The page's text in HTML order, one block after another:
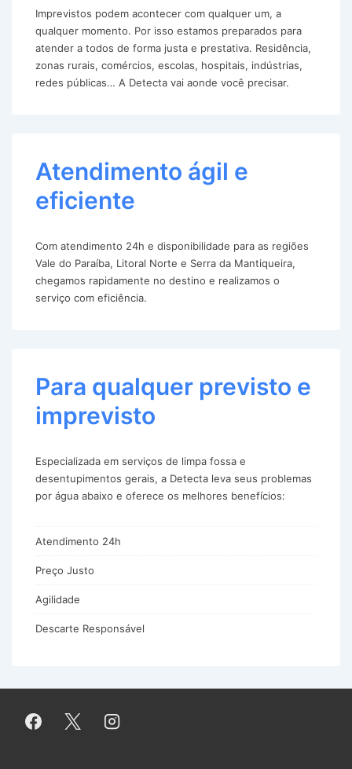
Imprevistos podem acontecer com qualquer um, a
qualquer momento. Por isso estamos preparados para
atender a todos de forma justa e prestativa. Residência,
zonas rurais, comércios, escolas, hospitais, indústrias,
redes públicas… A Detecta vai aonde você precisar.
Atendimento ágil e
eficiente
Com atendimento 24h e disponibilidade para as regiões
Vale do Paraíba, Litoral Norte e Serra da Mantiqueira,
chegamos rapidamente no destino e realizamos o
serviço com eficiência.
Para qualquer previsto e
imprevisto
Especializada em serviços de limpa fossa e
desentupimentos gerais, a Detecta leva seus problemas
por água abaixo e oferece os melhores benefícios:
Atendimento 24h
Preço Justo
Agilidade
Descarte Responsável